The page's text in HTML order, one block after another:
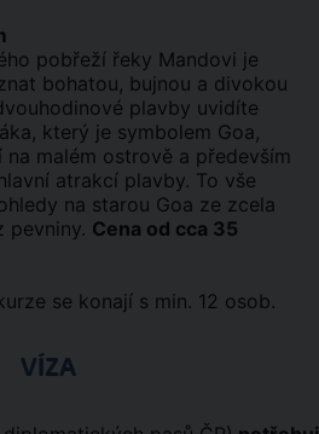
pobřeží řeky Mandovi je
bohatou, bujnou a divokou
plavby uvidíte
který je symbolem Goa,
malém ostrově a především
atrakcí plavby. To vše
na starou Goa ze zcela
pevniny. Cena od cca 35
se konají s min. 12 osob.
VÍZA